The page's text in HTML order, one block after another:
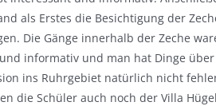
als Erstes die Besichtigung der
Die Gänge innerhalb der Zeche
informativ und man hat Dinge
ins Ruhrgebiet natürlich nicht
die Schüler auch noch der Villa